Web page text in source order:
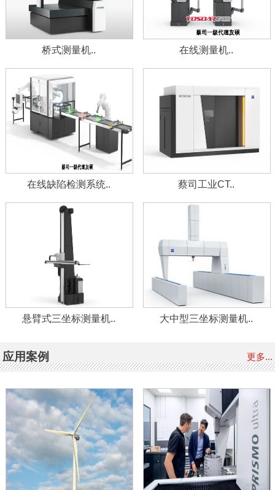
桥式测量机.. 在线测量机..
在线缺陷检测系统.. 蔡司工业CT..
悬臂式三坐标测量机.. 大中型三坐标测量机..
应用案例 更多...